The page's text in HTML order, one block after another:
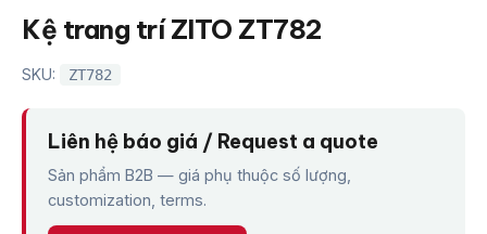
Kệ trang trí ZITO ZT782
SKU: ZT782
Liên hệ báo giá / Request a quote
Sản phẩm B2B — giá phụ thuộc số lượng,
customization, terms.